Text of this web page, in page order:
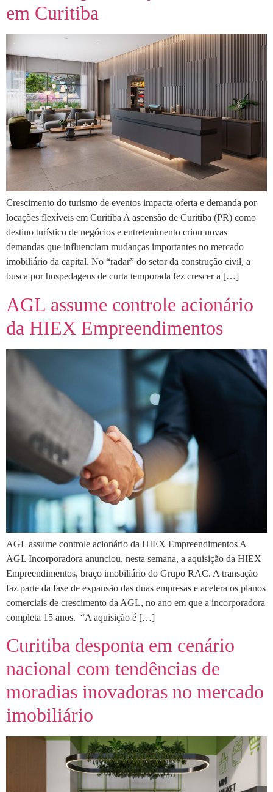
em Curitiba
Crescimento do turismo de eventos impacta oferta e demanda por
locações flexíveis em Curitiba A ascensão de Curitiba (PR) como
destino turístico de negócios e entretenimento criou novas
demandas que influenciam mudanças importantes no mercado
imobiliário da capital. No “radar” do setor da construção civil, a
busca por hospedagens de curta temporada fez crescer a […]
AGL assume controle acionário
da HIEX Empreendimentos
AGL assume controle acionário da HIEX Empreendimentos A
AGL Incorporadora anunciou, nesta semana, a aquisição da HIEX
Empreendimentos, braço imobiliário do Grupo RAC. A transação
faz parte da fase de expansão das duas empresas e acelera os planos
comerciais de crescimento da AGL, no ano em que a incorporadora
completa 15 anos. “A aquisição é […]
Curitiba desponta em cenário
nacional com tendências de
moradias inovadoras no mercado
imobiliário